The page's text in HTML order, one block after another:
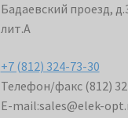
Бадаевский проезд,
лит.А
+7 (812) 324-73-30
Телефон/факс (812)
E-mail:sales@elek-